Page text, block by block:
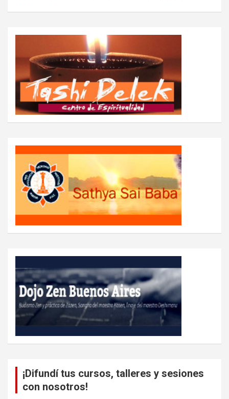
¡Difundí tus cursos, talleres y sesiones
con nosotros!